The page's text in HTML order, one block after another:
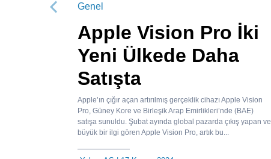
Genel
Apple Vision Pro İki
Yeni Ülkede Daha
Satışta
Apple’ın çığır açan artırılmış gerçeklik cihazı Apple Vision
Pro, Güney Kore ve Birleşik Arap Emirlikleri’nde (BAE)
satışa sunuldu. Şubat ayında global pazarda çıkış yapan ve
büyük bir ilgi gören Apple Vision Pro, artık bu...
Önceki